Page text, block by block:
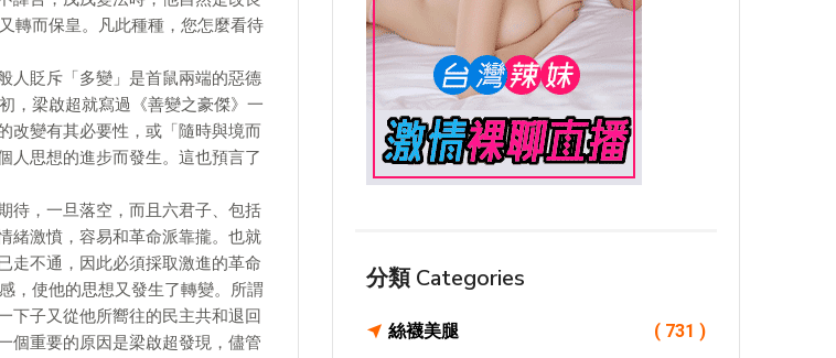
轉而保皇。凡此種種，您怎麼看待
人貶斥「多變」是首鼠兩端的惡德
，梁啟超就寫過《善變之豪傑》一
改變有其必要性，或「隨時與境而
人思想的進步而發生。這也預言了
待，一旦落空，而且六君子、包括
緒激憤，容易和革命派靠攏。也就
走不通，因此必須採取激進的革命
，使他的思想又發生了轉變。所謂
下子又從他所嚮往的民主共和退回
個重要的原因是梁啟超發現，儘管
分類 Categories
絲襪美腿 ( 731 )